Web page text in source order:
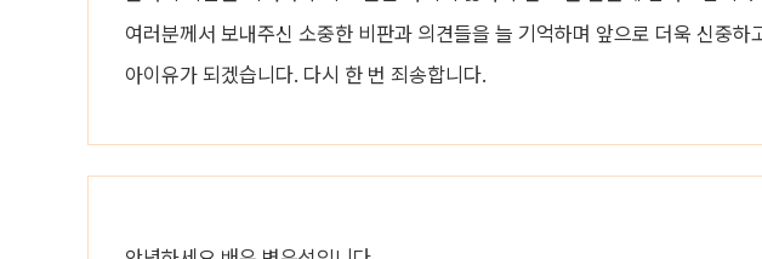
여러분께서 보내주신 소중한 비판과 의견들을 늘 기억하며 앞으로 더욱 신중하
아이유가 되겠습니다. 다시 한 번 죄송합니다.